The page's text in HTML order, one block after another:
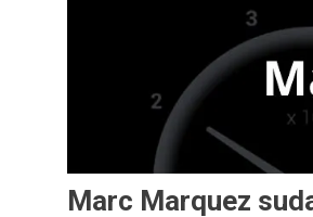
Marc Marquez